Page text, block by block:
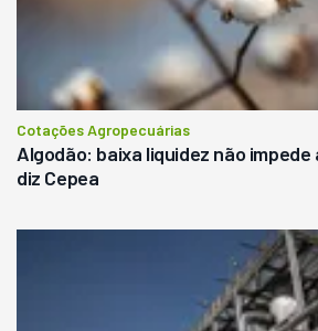
Cotações Agropecuárias
Algodão: baixa liquidez não
diz Cepea